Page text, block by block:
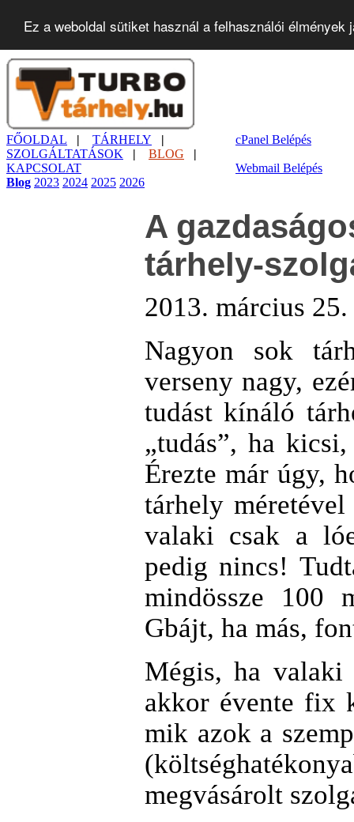
Ez a weboldal sütiket használ a felhasználói
cPanel Belépés
Webmail Belépés
FŐOLDAL | TÁRHELY |
SZOLGÁLTATÁSOK | BLOG |
KAPCSOLAT
Blog 2023 2024 2025 2026
A
tárhely-
2013. március
Nagyon sok
verseny nagy,
tudást kínáló
„tudás”, ha
Érezte már úgy,
tárhely
valaki csak a
pedig nincs!
mindössze 100
Gbájt, ha más,
Mégis, ha valaki
akkor évente fix
mik azok a
megvásárolt